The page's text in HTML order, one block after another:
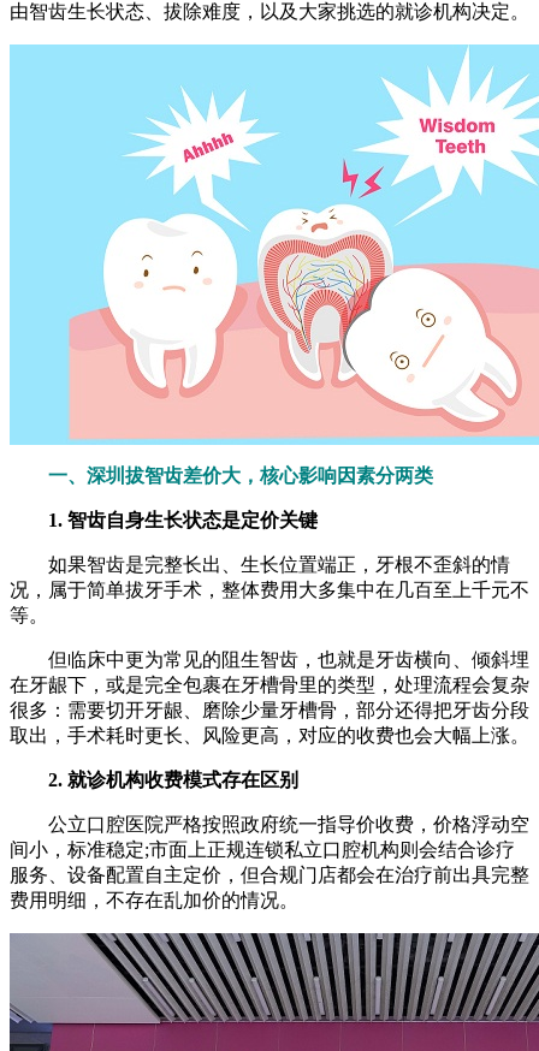
由智齿生长状态、拔除难度，以及大家挑选的就诊机构决定。
一、深圳拔智齿差价大，核心影响因素分两类
1. 智齿自身生长状态是定价关键
如果智齿是完整长出、生长位置端正，牙根不歪斜的情
况，属于简单拔牙手术，整体费用大多集中在几百至上千元不
等。
但临床中更为常见的阻生智齿，也就是牙齿横向、倾斜埋
在牙龈下，或是完全包裹在牙槽骨里的类型，处理流程会复杂
很多：需要切开牙龈、磨除少量牙槽骨，部分还得把牙齿分段
取出，手术耗时更长、风险更高，对应的收费也会大幅上涨。
2. 就诊机构收费模式存在区别
公立口腔医院严格按照政府统一指导价收费，价格浮动空
间小，标准稳定;市面上正规连锁私立口腔机构则会结合诊疗
服务、设备配置自主定价，但合规门店都会在治疗前出具完整
费用明细，不存在乱加价的情况。